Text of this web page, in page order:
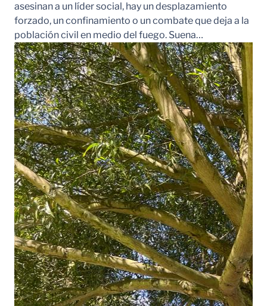
asesinan a un líder social, hay un desplazamiento
forzado, un confinamiento o un combate que deja a la
población civil en medio del fuego. Suena…